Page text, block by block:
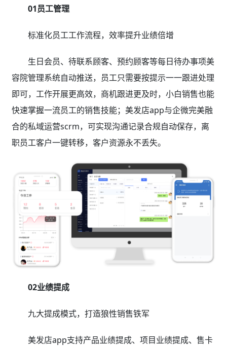
01员工管理
标准化员工工作流程，效率提升业绩倍增
生日会员、待联系顾客、预约顾客等每日待办事项美
容院管理系统自动推送，员工只需要按提示一一跟进处理
即可，工作开展更高效，商机跟进更及时，小白销售也能
快速掌握一流员工的销售技能；美发店app与企微完美融
合的私域运营scrm，可实现沟通记录合规自动保存，离
职员工客户一键转移，客户资源永不丢失。
02业绩提成
九大提成模式，打造狼性销售铁军
美发店app支持产品业绩提成、项目业绩提成、售卡